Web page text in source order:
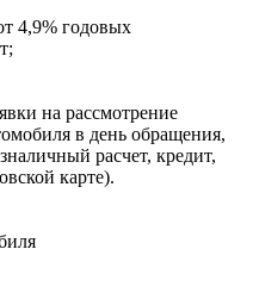
4,9% годовых
на рассмотрение
в день обращения,
расчет, кредит,
карте).